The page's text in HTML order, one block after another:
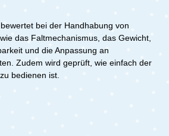
bei der Handhabung von
das Faltmechanismus, das Gewicht,
und die Anpassung an
Zudem wird geprüft, wie einfach der
bedienen ist.